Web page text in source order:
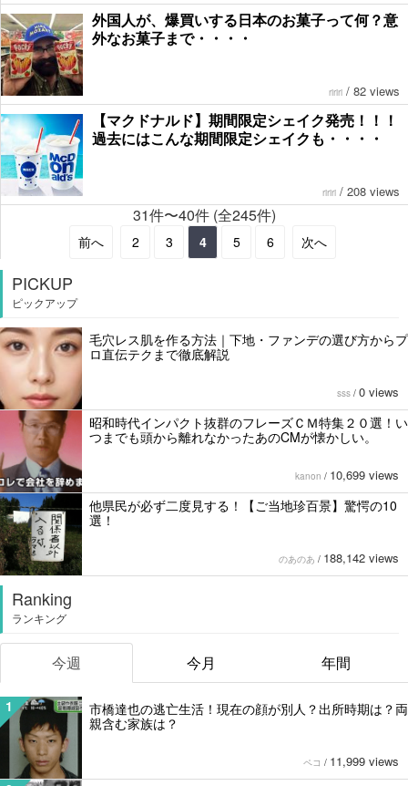
外国人が、爆買いする日本のお菓子って何？意
外なお菓子まで・・・・
ririri / 82 views
【マクドナルド】期間限定シェイク発売！！！
過去にはこんな期間限定シェイクも・・・・
ririri / 208 views
31件〜40件 (全245件)
前へ 2 3 4 5 6 次へ
PICKUP
ピックアップ
毛穴レス肌を作る方法｜下地・ファンデの選び方からプ
ロ直伝テクまで徹底解説
sss / 0 views
昭和時代インパクト抜群のフレーズＣＭ特集２０選！い
つまでも頭から離れなかったあのCMが懐かしい。
kanon / 10,699 views
他県民が必ず二度見する！【ご当地珍百景】驚愕の10
選！
のあのあ / 188,142 views
Ranking
ランキング
今週 今月 年間
1
市橋達也の逃亡生活！現在の顔が別人？出所時期は？両
親含む家族は？
ペコ / 11,999 views